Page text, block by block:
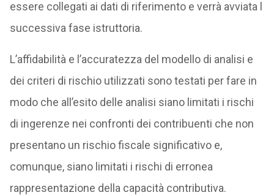
essere collegati ai dati di riferimento e verrà avviata l
successiva fase istruttoria.
L’affidabilità e l’accuratezza del modello di analisi e
dei criteri di rischio utilizzati sono testati per fare in
modo che all’esito delle analisi siano limitati i rischi
di ingerenze nei confronti dei contribuenti che non
presentano un rischio fiscale significativo e,
comunque, siano limitati i rischi di erronea
rappresentazione della capacità contributiva.